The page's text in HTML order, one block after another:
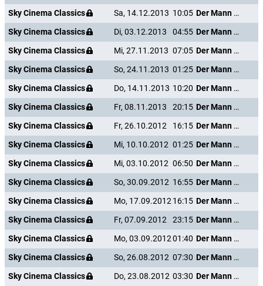
Sky Cinema Classics
Sa, 14.12.2013 10:05
Der Mann mit dem Glasauge
Sky Cinema Classics
Di, 03.12.2013 04:55
Der Mann mit dem Glasauge
Sky Cinema Classics
Mi, 27.11.2013 07:05
Der Mann mit dem Glasauge
Sky Cinema Classics
So, 24.11.2013 01:25
Der Mann mit dem Glasauge
Sky Cinema Classics
Do, 14.11.2013 10:20
Der Mann mit dem Glasauge
Sky Cinema Classics
Fr, 08.11.2013 20:15
Der Mann mit dem Glasauge
Sky Cinema Classics
Fr, 26.10.2012 16:15
Der Mann mit dem Glasauge
Sky Cinema Classics
Mi, 10.10.2012 01:25
Der Mann mit dem Glasauge
Sky Cinema Classics
Mi, 03.10.2012 06:50
Der Mann mit dem Glasauge
Sky Cinema Classics
So, 30.09.2012 16:55
Der Mann mit dem Glasauge
Sky Cinema Classics
Mo, 17.09.201216:15
Der Mann mit dem Glasauge
Sky Cinema Classics
Fr, 07.09.2012 23:15
Der Mann mit dem Glasauge
Sky Cinema Classics
Mo, 03.09.201201:40
Der Mann mit dem Glasauge
Sky Cinema Classics
So, 26.08.2012 07:30
Der Mann mit dem Glasauge
Sky Cinema Classics
Do, 23.08.2012 03:30
Der Mann mit dem Glasauge